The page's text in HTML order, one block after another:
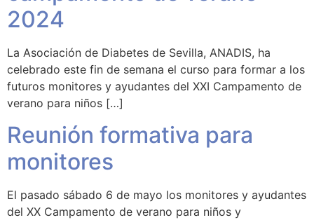
2024
La Asociación de Diabetes de Sevilla, ANADIS, ha
celebrado este fin de semana el curso para formar a los
futuros monitores y ayudantes del XXI Campamento de
verano para niños […]
Reunión formativa para
monitores
El pasado sábado 6 de mayo los monitores y ayudantes
del XX Campamento de verano para niños y